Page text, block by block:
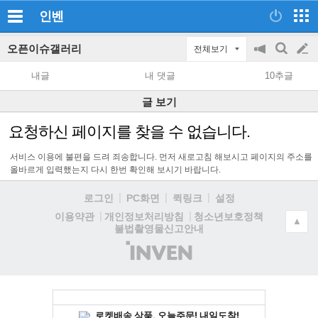
인벤
오픈이슈갤러리 전체보기
공
지
on/off
검
색
글
쓰
기
내글 내 댓글 10추글
글 보기
요청하신 페이지를 찾을 수 없습니다.
서비스 이용에 불편을 드려 죄송합니다. 먼저 새로고침 해보시고 페이지의 주소를
올바르게 입력했는지 다시 한번 확인해 보시기 바랍니다.
로그인 PC화면 퀵링크
설정
이용약관
개인정보처리방침
청소년보호정책
불법촬영물신고안내
(주)
인
▲